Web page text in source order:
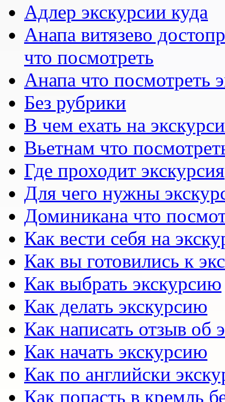
Адлер экскурсии куда
Анапа витязево
что посмотреть
Анапа что посмотреть
Без рубрики
В чем ехать на
Вьетнам что
Где проходит экскурсия
Для чего нужны
Доминикана что
Как вести себя на
Как вы готовились к
Как выбрать экскурсию
Как делать экскурсию
Как написать отзыв об
Как начать экскурсию
Как по английски
Как попасть в кремль